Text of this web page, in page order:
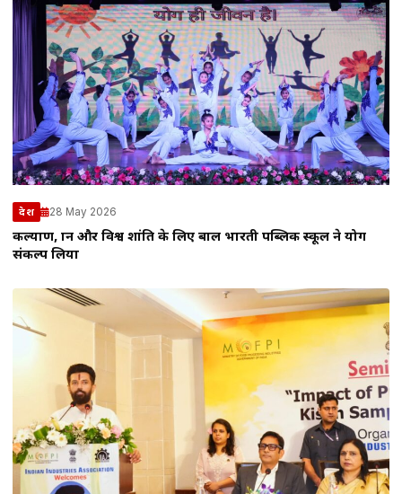
देश 28 May 2026
कल्याण, ज्ञान और विश्व शांति के लिए बाल भारती पब्लिक स्कूल ने योग
संकल्प लिया